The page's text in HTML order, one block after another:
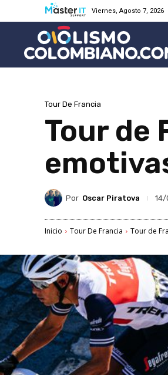
Viernes, Agosto 7, 2026
Tour De Francia
Tour de
Por Oscar Piratova
Inicio Tour De Francia Tour de